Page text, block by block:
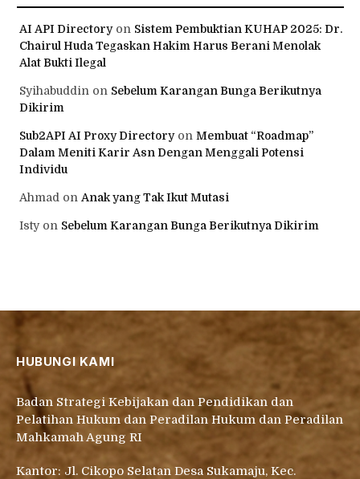
AI API Directoryon Sistem Pembuktian KUHAP 2025: Dr.
Chairul Huda Tegaskan Hakim Harus Berani Menolak
Alat Bukti Ilegal
Syihabuddin on Sebelum Karangan Bunga Berikutnya
Dikirim
Sub2API AI Proxy Directoryon Membuat “Roadmap”
Dalam Meniti Karir Asn Dengan Menggali Potensi
Individu
Ahmad on Anak yang Tak Ikut Mutasi
Istyon Sebelum Karangan Bunga Berikutnya Dikirim
HUBUNGI KAMI
Badan Strategi Kebijakan dan Pendidikan dan
Pelatihan Hukum dan Peradilan Hukum dan Peradilan
Mahkamah Agung RI
Kantor: Jl. Cikopo Selatan Desa Sukamaju, Kec.